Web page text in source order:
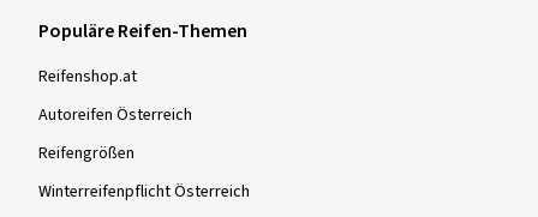
Ø Durchschnittliche Jahresfahrleistung:
Populäre Reifen-Themen
Reifenshop.at
Autoreifen Österreich
Reifengrößen
Winterreifenpflicht Österreich